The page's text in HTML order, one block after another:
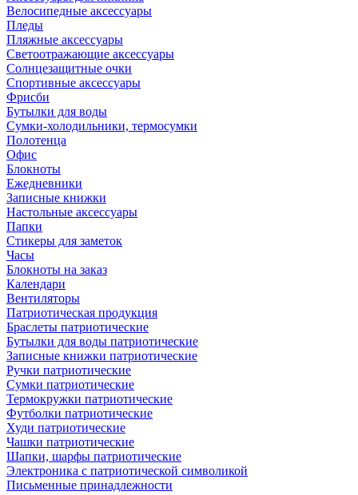
Велосипедные аксессуары
Пледы
Пляжные аксессуары
Светоотражающие аксессуары
Солнцезащитные очки
Спортивные аксессуары
Фрисби
Бутылки для воды
Сумки-холодильники, термосумки
Полотенца
Офис
Блокноты
Ежедневники
Записные книжки
Настольные аксессуары
Папки
Стикеры для заметок
Часы
Блокноты на заказ
Календари
Вентиляторы
Патриотическая продукция
Браслеты патриотические
Бутылки для воды патриотические
Записные книжки патриотические
Ручки патриотические
Сумки патриотические
Термокружки патриотические
Футболки патриотические
Худи патриотические
Чашки патриотические
Шапки, шарфы патриотические
Электроника с патриотической символикой
Письменные принадлежности